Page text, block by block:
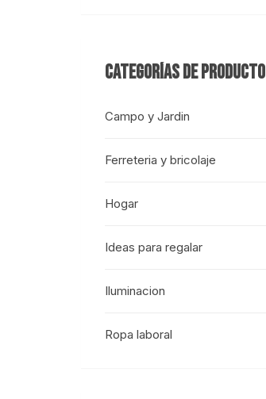
CATEGORÍAS DE PRODUCTO
Campo y Jardin
Ferreteria y bricolaje
Hogar
Ideas para regalar
Iluminacion
Ropa laboral